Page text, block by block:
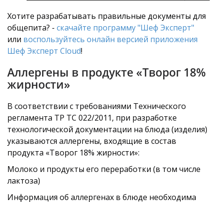
Хотите разрабатывать правильные документы для
общепита? - скачайте программу "Шеф Эксперт"
или воспользуйтесь онлайн версией приложения
Шеф Эксперт Cloud!
Аллергены в продукте «Творог 18%
жирности»
В соответствии с требованиями Технического
регламента ТР ТС 022/2011, при разработке
технологической документации на блюда (изделия)
указываются аллергены, входящие в состав
продукта «Творог 18% жирности»:
Молоко и продукты его переработки (в том числе
лактоза)
Информация об аллергенах в блюде необходима